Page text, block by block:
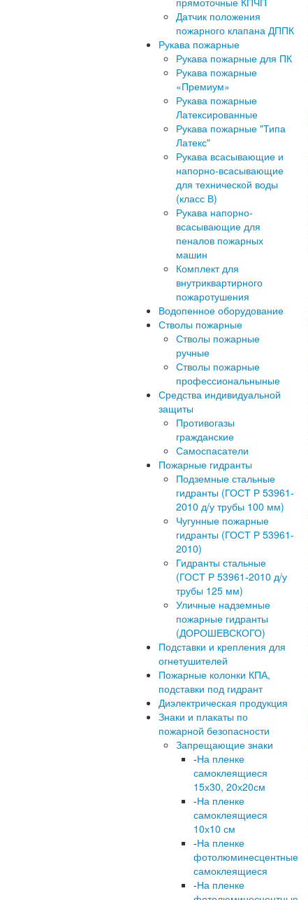
Датчик положения
пожарного клапана ДППК
Рукава пожарные
Рукава пожарные для ПК
Рукава пожарные
«Премиум»
Рукава пожарные
Латексированные
Рукава пожарные "Типа
Латекс"
Рукава всасывающие и
напорно-всасывающие
для технической воды
(класс В)
Рукава напорно-
всасывающие для
пеналов пожарных
машин
Комплект для
внутриквартирного
пожаротушения
Водопенное оборудование
Стволы пожарные
Стволы пожарные
ручные
Стволы пожарные
профессиональныные
Средства индивидуальной
защиты
Противогазы
гражданские
Самоспасатели
Пожарные гидранты
Подземные стальные
гидранты (ГОСТ Р 53961-
2010 д/у трубы 100 мм)
Чугунные пожарные
гидранты (ГОСТ Р 53961-
2010)
Гидранты стальные
(ГОСТ Р 53961-2010 д/у
трубы 125 мм)
Уличные надземные
пожарные гидранты
(ДОРОШЕВСКОГО)
Подставки и крепления для
огнетушителей
Пожарные колонки КПА,
подставки под гидрант
Диэлектрическая продукция
Знаки и плакаты по
пожарной безопасности
Запрещающие знаки
-На пленке
самоклеящиеся
15х30, 20х20см
-На пленке
самоклеящиеся
10х10 см
-На пленке
фотолюминесцентные
самоклеящиеся
-На пленке